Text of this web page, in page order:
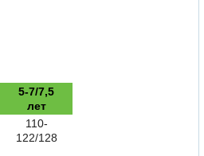
5-7/7,5
лет
110-
122/128